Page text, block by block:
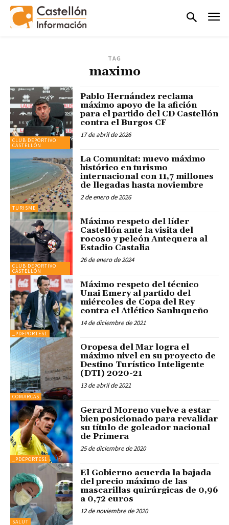
TAG
maximo
CLUB DEPORTIVO
CASTELLÓN
Pablo Hernández reclama
máximo apoyo de la afición
para el partido del CD Castellón
contra el Burgos CF
17 de abril de 2026
TURISME
La Comunitat: nuevo máximo
histórico en turismo
internacional con 11,7 millones
de llegadas hasta noviembre
2 de enero de 2026
CLUB DEPORTIVO
CASTELLÓN
Máximo respeto del líder
Castellón ante la visita del
rocoso y peleón Antequera al
Estadio Castalia
26 de enero de 2024
_PDEPORTES1
Máximo respeto del técnico
Unai Emery al partido del
miércoles de Copa del Rey
contra el Atlético Sanluqueño
14 de diciembre de 2021
COMARCAS
Oropesa del Mar logra el
máximo nivel en su proyecto de
Destino Turístico Inteligente
(DTI) 2020-21
13 de abril de 2021
_PDEPORTES1
Gerard Moreno vuelve a estar
bien posicionado para revalidar
su título de goleador nacional
de Primera
25 de diciembre de 2020
SALUT
El Gobierno acuerda la bajada
del precio máximo de las
mascarillas quirúrgicas de 0,96
a 0,72 euros
12 de noviembre de 2020